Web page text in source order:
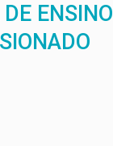
ENSINO